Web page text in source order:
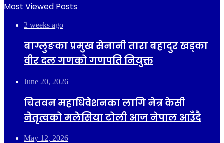
Most Viewed Posts
2 weeks ago
बाग्लुङका प्रमुख सेनानी तारा बहादुर खड्का
वीर दल गणको गणपति नियुक्त
June 20, 2026
चितवन महाधिवेशनका लागि नेत्र केसी
नेतृत्वको मलेसिया टोली आज नेपाल आउँदै
May 12, 2026